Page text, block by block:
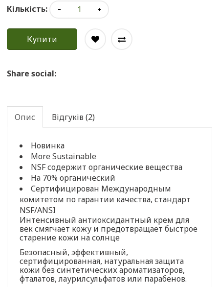
Кількість:
Купити
Share social:
Опис Відгуків (2)
Новинка
More Sustainable
NSF содержит органические вещества
На 70% органический
Сертифицирован Международным
комитетом по гарантии качества, стандарт
NSF/ANSI
Интенсивный антиоксидантный крем для
век смягчает кожу и предотвращает быстрое
старение кожи на солнце
Безопасный, эффективный,
сертифицированная, натуральная защита
кожи без синтетических ароматизаторов,
фталатов, лаурилсульфатов или парабенов.